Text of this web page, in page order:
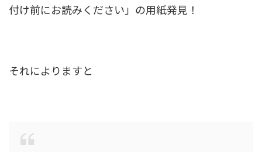
付け前にお読みください」の用紙発見！
それによりますと